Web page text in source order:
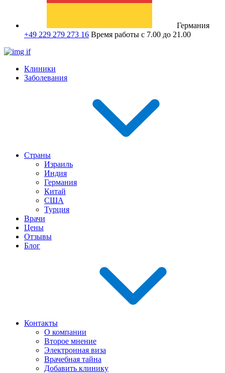
Германия
+49 229 279 273 16 Время работы с 7.00 до 21.00
Клиники
Заболевания
Страны
Израиль
Индия
Германия
Китай
США
Турция
Врачи
Цены
Отзывы
Блог
Контакты
О компании
Второе мнение
Электронная виза
Врачебная тайна
Добавить клинику